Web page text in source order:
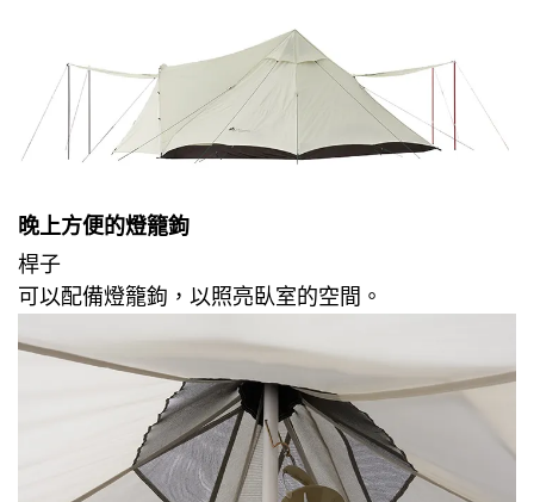
晚上方便的燈籠鉤
桿子
可以配備燈籠鉤，以照亮 臥室的空間 。